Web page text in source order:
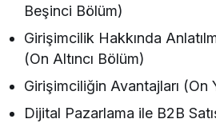
Beşinci Bölüm)
Girişimcilik Hakkında
(On Altıncı Bölüm)
Girişimciliğin Avantajları (On
Dijital Pazarlama ile B2B